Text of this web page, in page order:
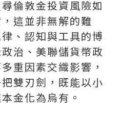
倫敦金投資風險如
這並非無解的難
、認知與工具的博
治、美聯儲貨幣政
重因素交織影響，
雙刃劍，既能以小
金化為烏有。